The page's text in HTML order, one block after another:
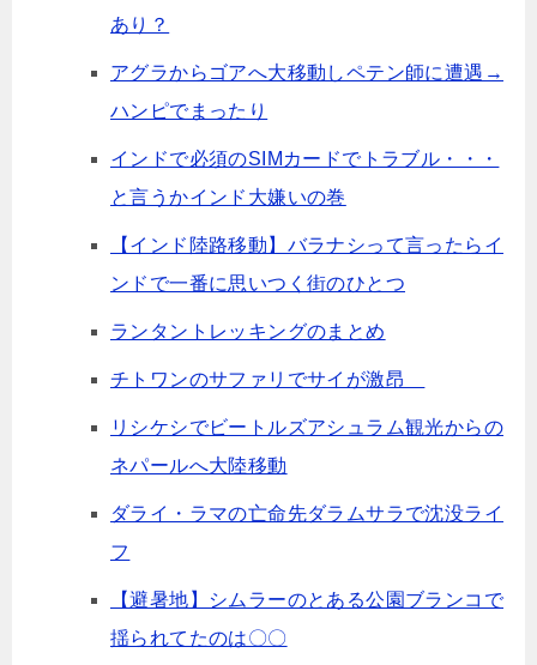
あり？
アグラからゴアへ大移動しペテン師に遭遇→
ハンピでまったり
インドで必須のSIMカードでトラブル・・・
と言うかインド大嫌いの巻
【インド陸路移動】バラナシって言ったらイ
ンドで一番に思いつく街のひとつ
ランタントレッキングのまとめ
チトワンのサファリでサイが激昂
リシケシでビートルズアシュラム観光からの
ネパールへ大陸移動
ダライ・ラマの亡命先ダラムサラで沈没ライ
フ
【避暑地】シムラーのとある公園ブランコで
揺られてたのは〇〇